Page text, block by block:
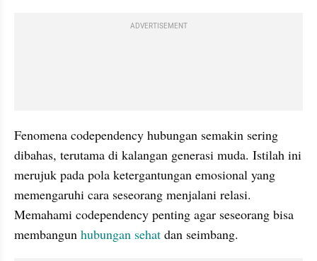
ADVERTISEMENT
Fenomena codependency hubungan semakin sering
dibahas, terutama di kalangan generasi muda. Istilah ini
merujuk pada pola ketergantungan emosional yang
memengaruhi cara seseorang menjalani relasi.
Memahami codependency penting agar seseorang bisa
membangun hubungan sehat dan seimbang.